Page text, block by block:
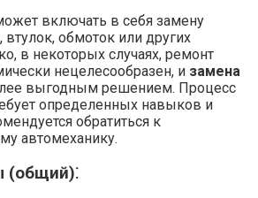
включать в себя замену
обмоток или других
в некоторых случаях, ремонт
нецелесообразен, и замена
выгодным решением. Процесс
определенных навыков и
обратиться к
автомеханику.
(общий)⁚